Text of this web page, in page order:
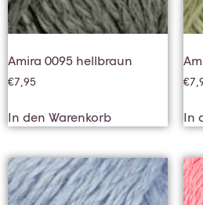
Amira 0095 hellbraun
€7,95
In den Warenkorb
€
In